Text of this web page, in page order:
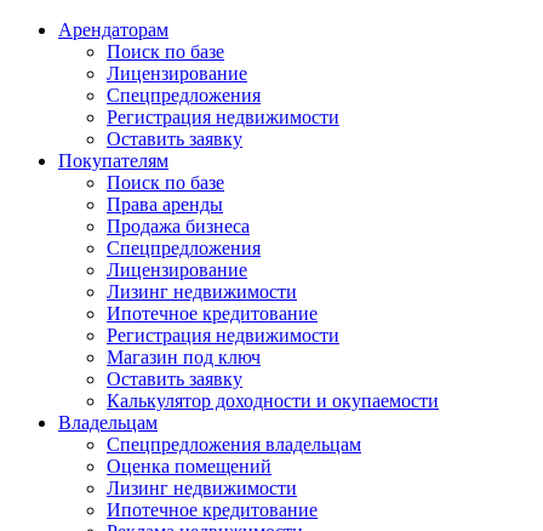
Арендаторам
Поиск по базе
Лицензирование
Спецпредложения
Регистрация недвижимости
Оставить заявку
Покупателям
Поиск по базе
Права аренды
Продажа бизнеса
Спецпредложения
Лицензирование
Лизинг недвижимости
Ипотечное кредитование
Регистрация недвижимости
Магазин под ключ
Оставить заявку
Калькулятор доходности и окупаемости
Владельцам
Спецпредложения владельцам
Оценка помещений
Лизинг недвижимости
Ипотечное кредитование